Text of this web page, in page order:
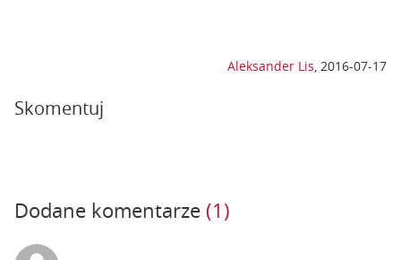
Aleksander Lis, 2016-07-17
Skomentuj
Dodane komentarze (1)